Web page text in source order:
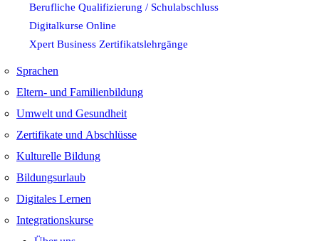
Berufliche Qualifizierung / Schulabschluss
Digitalkurse Online
Xpert Business Zertifikatslehrgänge
Sprachen
Eltern- und Familienbildung
Umwelt und Gesundheit
Zertifikate und Abschlüsse
Kulturelle Bildung
Bildungsurlaub
Digitales Lernen
Integrationskurse